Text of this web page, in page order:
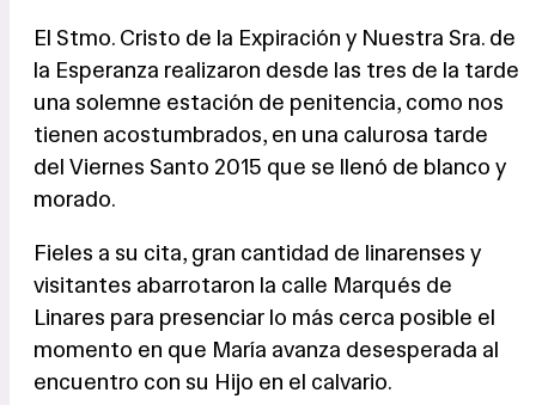
El Stmo. Cristo de la Expiración y Nuestra Sra. de
la Esperanza realizaron desde las tres de la tarde
una solemne estación de penitencia, como nos
tienen acostumbrados, en una calurosa tarde
del Viernes Santo 2015 que se llenó de blanco y
morado.
Fieles a su cita, gran cantidad de linarenses y
visitantes abarrotaron la calle Marqués de
Linares para presenciar lo más cerca posible el
momento en que María avanza desesperada al
encuentro con su Hijo en el calvario.